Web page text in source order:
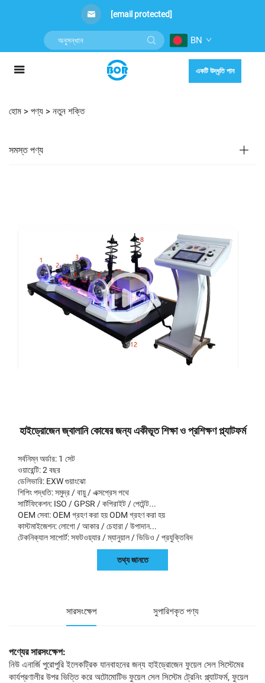
[email protected]
BN
একটি উদ্ধৃতি পান
হোম > পণ্য > নতুন শক্তি
সমস্ত পণ্য
হাইড্রোজেন জ্বালানি কোষের জন্য একীভূত শিক্ষা ও প্রশিক্ষণ প্ল্যাটফর্ম
সর্বনিম্ন অর্ডার: 1 সেট
ওয়ারেন্টি: 2 বছর
ডেলিভারি: EXW গুয়াংঝো
শিপিং পদ্ধতি: সমুদ্র / বায়ু / এক্সপ্রেস পথে
সার্টিফিকেশন: ISO / GPSR / কপিরাইট / পেটেন্ট...
OEM সেবা: OEM গ্রহণ করা হয় ODM গ্রহণ করা হয়
কাস্টমাইজেশন: লোগো / আকার / চেহারা / উপাদান...
টেকনিক্যাল সাপোর্ট: সফটওয়্যার / ম্যানুয়াল / ভিডিও / প্রযুক্তিবিদ
তথ্য জানতে
সারসংক্ষেপ সুপারিশকৃত পণ্য
পণ্যের সারসংক্ষেপ:
নিউ এনার্জি পুরোপুরি ইলেকট্রিক যানবাহনের জন্য হাইড্রোজেন ফুয়েল সেল সিস্টেমের
কার্যপ্রণালীর উপর ভিত্তি করে অটোমোটিভ ফুয়েল সেল সিস্টেম ট্রেনিং প্ল্যাটফর্ম, ফুয়েল